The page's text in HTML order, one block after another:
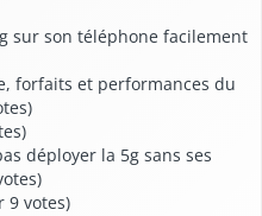
sur son téléphone facilement
forfaits et performances du
déployer la 5g sans ses
9 votes)